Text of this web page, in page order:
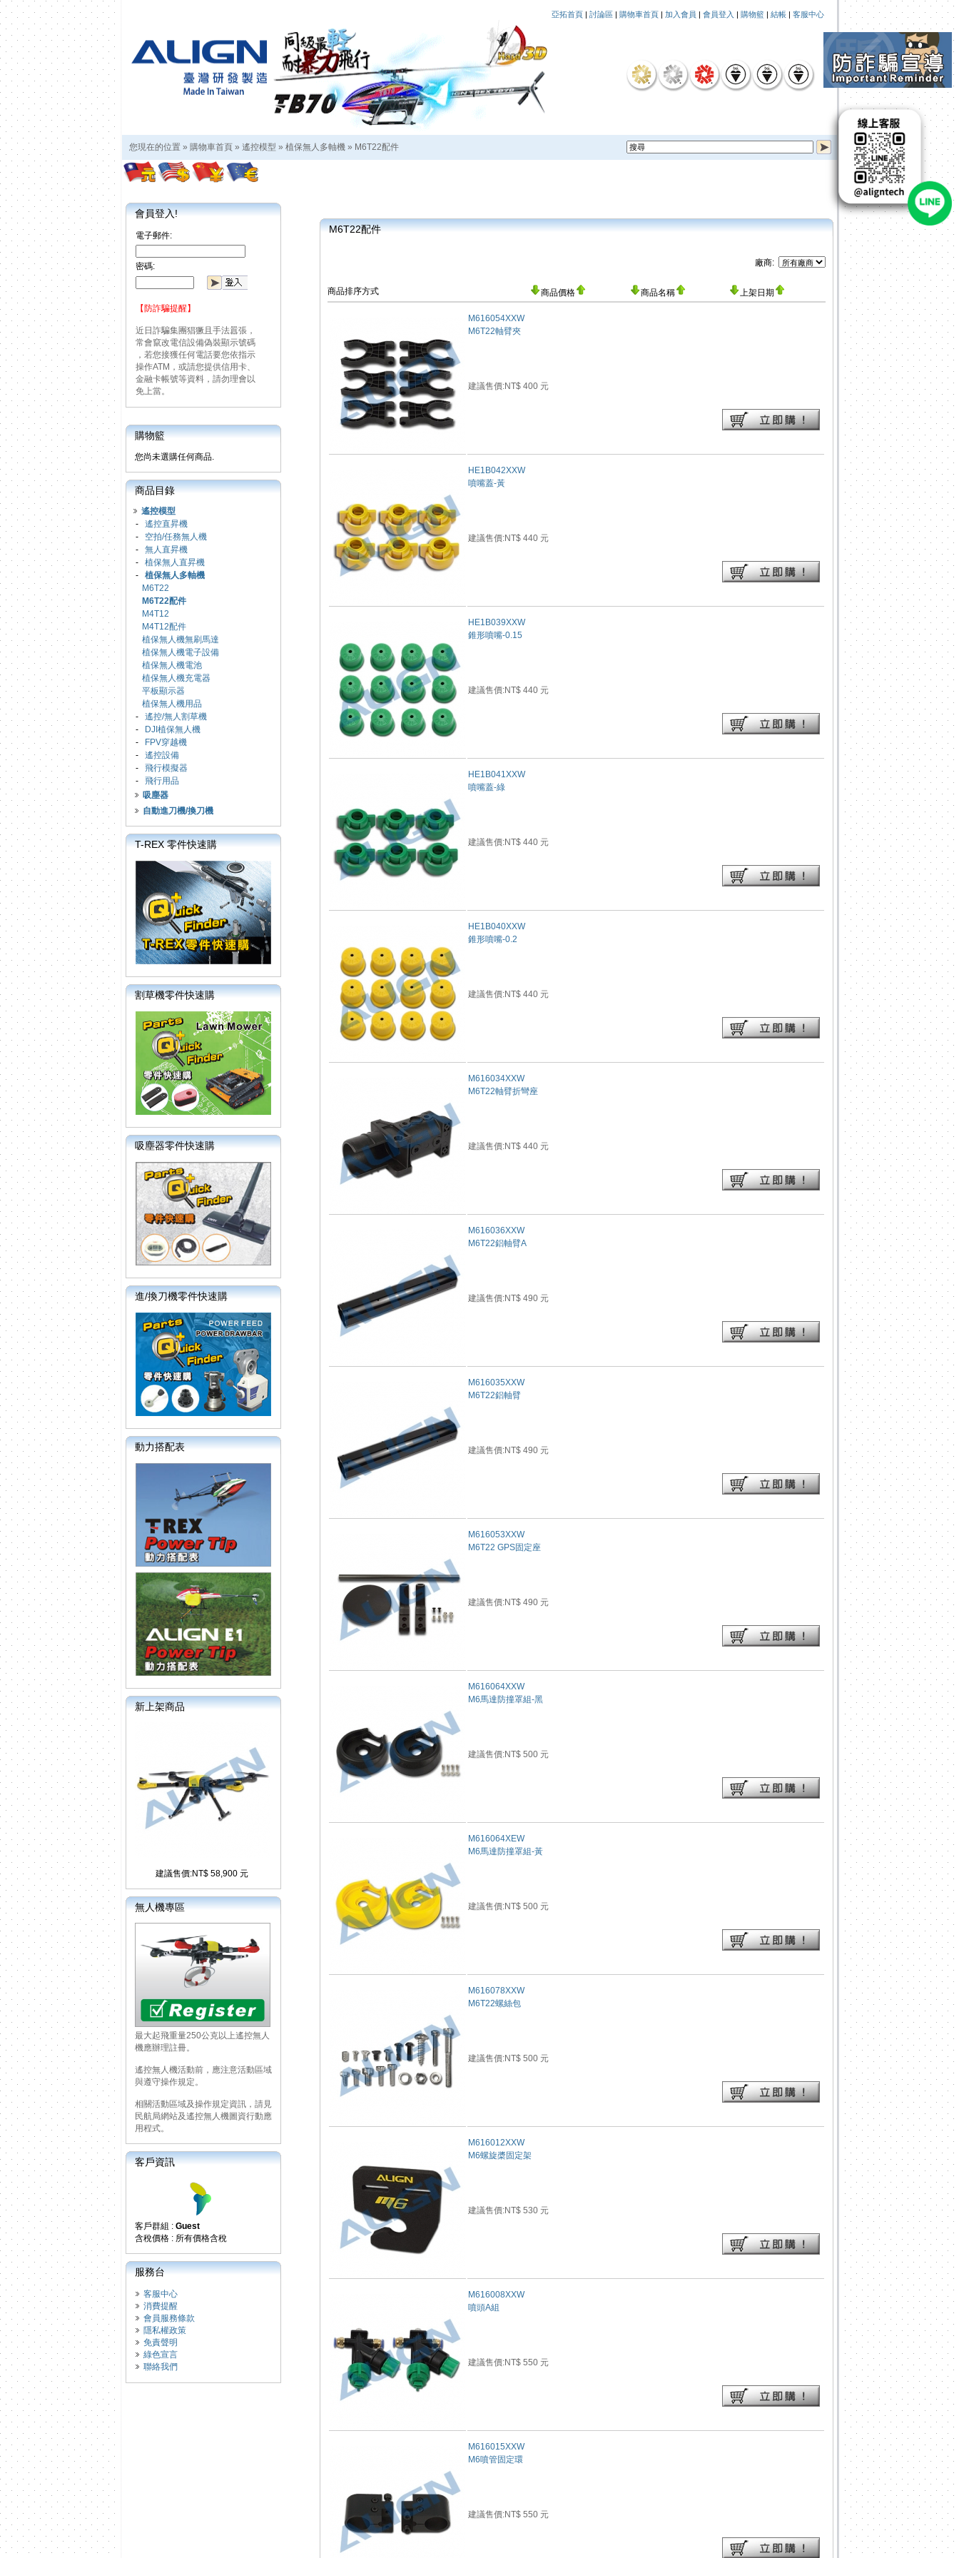
亞拓首頁 | 討論區 | 購物車首頁 | 加入會員 | 會員登入 | 購物籃 | 結帳 | 客服中心
您現在的位置 » 購物車首頁 » 遙控模型 » 植保無人多軸機 » M6T22配件
會員登入!
電子郵件:
密碼:
【防詐騙提醒】
近日詐騙集團猖獗且手法囂張，
常會竄改電信設備偽裝顯示號碼
，若您接獲任何電話要您依指示
操作ATM，或請您提供信用卡、
金融卡帳號等資料，請勿理會以
免上當。
購物籃
您尚未選購任何商品.
商品目錄
遙控模型
- 遙控直昇機
- 空拍/任務無人機
- 無人直昇機
- 植保無人直昇機
- 植保無人多軸機
M6T22
M6T22配件
M4T12
M4T12配件
植保無人機無刷馬達
植保無人機電子設備
植保無人機電池
植保無人機充電器
平板顯示器
植保無人機用品
- 遙控/無人割草機
-
DJI植保無人機
-
FPV穿越機
- 遙控設備
- 飛行模擬器
- 飛行用品
吸塵器
自動進刀機/換刀機
T-REX 零件快速購
割草機零件快速購
吸塵器零件快速購
進/換刀機零件快速購
動力搭配表
新上架商品
建議售價:NT$ 58,900 元
無人機專區
最大起飛重量250公克以上遙控無人
機應辦理註冊。
遙控無人機活動前，應注意活動區域
與遵守操作規定。
相關活動區域及操作規定資訊，請見
民航局網站及遙控無人機圖資行動應
用程式。
客戶資訊
客戶群組 : Guest
含稅價格 : 所有價格含稅
服務台
客服中心
消費提醒
會員服務條款
隱私權政策
免責聲明
綠色宣言
聯絡我們
M6T22配件
廠商:
商品排序方式 商品價格 商品名稱 上架日期
M616054XXW
M6T22軸臂夾
建議售價:NT$ 400 元
HE1B042XXW
噴嘴蓋-黃
建議售價:NT$ 440 元
HE1B039XXW
錐形噴嘴-0.15
建議售價:NT$ 440 元
HE1B041XXW
噴嘴蓋-綠
建議售價:NT$ 440 元
HE1B040XXW
錐形噴嘴-0.2
建議售價:NT$ 440 元
M616034XXW
M6T22軸臂折彎座
建議售價:NT$ 440 元
M616036XXW
M6T22鋁軸臂A
建議售價:NT$ 490 元
M616035XXW
M6T22鋁軸臂
建議售價:NT$ 490 元
M616053XXW
M6T22 GPS固定座
建議售價:NT$ 490 元
M616064XXW
M6馬達防撞罩組-黑
建議售價:NT$ 500 元
M616064XEW
M6馬達防撞罩組-黃
建議售價:NT$ 500 元
M616078XXW
M6T22螺絲包
建議售價:NT$ 500 元
M616012XXW
M6螺旋槳固定架
建議售價:NT$ 530 元
M616008XXW
噴頭A組
建議售價:NT$ 550 元
M616015XXW
M6噴管固定環
建議售價:NT$ 550 元